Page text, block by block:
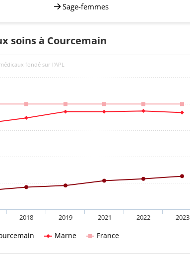
Sage-femmes
soins à Courcemain
fondé sur l'APL
Marne France
2018 2019 2021 2022 2023